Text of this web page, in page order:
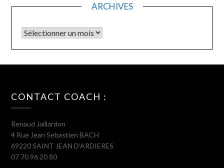
ARCHIVES
Archives
CONTACT COACH :
Renaud Jaillardon
4 Rue Jean Sebastien BACH
69220 SAINT JEAN D’ARDIERES
07 70 96 20 80